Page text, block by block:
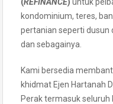
kondominium, teres,
pertanian seperti dusun
dan sebagainya.
Kami bersedia
khidmat Ejen Hartanah
Perak termasuk seluruh